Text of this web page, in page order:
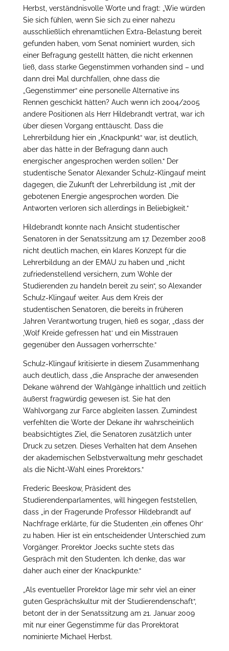
Herbst, verständnisvolle Worte und fragt: „Wie würden
Sie sich fühlen, wenn Sie sich zu einer nahezu
ausschließlich ehrenamtlichen Extra-Belastung bereit
gefunden haben, vom Senat nominiert wurden, sich
einer Befragung gestellt hätten, die nicht erkennen
ließ, dass starke Gegenstimmen vorhanden sind – und
dann drei Mal durchfallen, ohne dass die
„Gegenstimmer“ eine personelle Alternative ins
Rennen geschickt hätten? Auch wenn ich 2004/2005
andere Positionen als Herr Hildebrandt vertrat, war ich
über diesen Vorgang enttäuscht. Dass die
Lehrerbildung hier ein „Knackpunkt“ war, ist deutlich,
aber das hätte in der Befragung dann auch
energischer angesprochen werden sollen.“ Der
studentische Senator Alexander Schulz-Klingauf meint
dagegen, die Zukunft der Lehrerbildung ist „mit der
gebotenen Energie angesprochen worden. Die
Antworten verloren sich allerdings in Beliebigkeit.“
Hildebrandt konnte nach Ansicht studentischer
Senatoren in der Senatssitzung am 17. Dezember 2008
nicht deutlich machen, ein klares Konzept für die
Lehrerbildung an der EMAU zu haben und „nicht
zufriedenstellend versichern, zum Wohle der
Studierenden zu handeln bereit zu sein“, so Alexander
Schulz-Klingauf weiter. Aus dem Kreis der
studentischen Senatoren, die bereits in früheren
Jahren Verantwortung trugen, hieß es sogar, „dass der
‚Wolf Kreide gefressen hat‘ und ein Misstrauen
gegenüber den Aussagen vorherrschte.“
Schulz-Klingauf kritisierte in diesem Zusammenhang
auch deutlich, dass „die Ansprache der anwesenden
Dekane während der Wahlgänge inhaltlich und zeitlich
äußerst fragwürdig gewesen ist. Sie hat den
Wahlvorgang zur Farce abgleiten lassen. Zumindest
verfehlten die Worte der Dekane ihr wahrscheinlich
beabsichtigtes Ziel, die Senatoren zusätzlich unter
Druck zu setzen. Dieses Verhalten hat dem Ansehen
der akademischen Selbstverwaltung mehr geschadet
als die Nicht-Wahl eines Prorektors.“
Frederic Beeskow, Präsident des
Studierendenparlamentes, will hingegen feststellen,
dass „in der Fragerunde Professor Hildebrandt auf
Nachfrage erklärte, für die Studenten ‚ein offenes Ohr‘
zu haben. Hier ist ein entscheidender Unterschied zum
Vorgänger. Prorektor Joecks suchte stets das
Gespräch mit den Studenten. Ich denke, das war
daher auch einer der Knackpunkte.“
„Als eventueller Prorektor läge mir sehr viel an einer
guten Gesprächskultur mit der Studierendenschaft“,
betont der in der Senatssitzung am 21. Januar 2009
mit nur einer Gegenstimme für das Prorektorat
nominierte Michael Herbst.